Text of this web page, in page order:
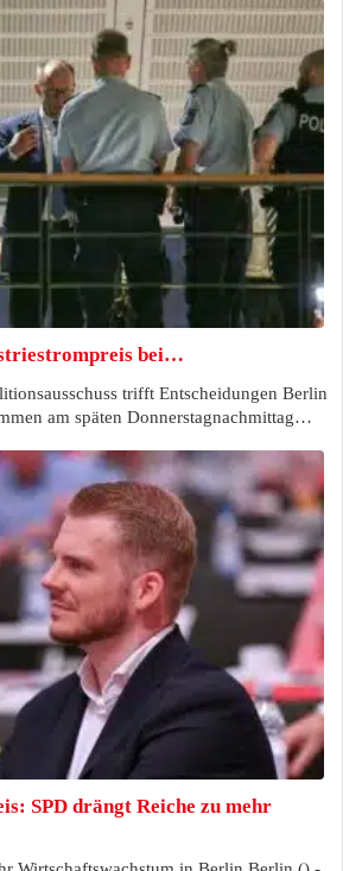
bei…
trifft Entscheidungen Berlin
am späten Donnerstagnachmittag…
SPD drängt Reiche zu mehr